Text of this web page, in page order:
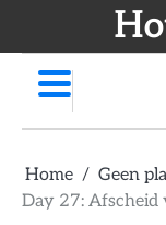
Home
Geen
Day 27: Afscheid